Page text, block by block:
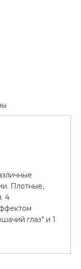
Плотные,
4
глаз" и 1